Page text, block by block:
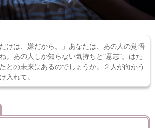
けは、嫌だから。」あなたは、あの人の覚悟
。あの人しか知らない気持ちと"意志"。はた
との未来はあるのでしょうか。２人が向かう
入れて。